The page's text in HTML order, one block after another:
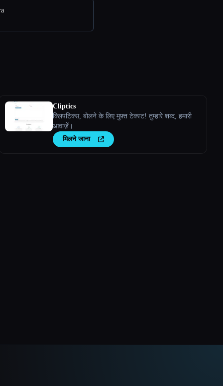
Cliptics
क्लिपटिक्स, बोलने के लिए मुफ़्त टेक्स्ट! तुम्हारे शब्द, हमारी
आवाज़ें।
मिलने जाना